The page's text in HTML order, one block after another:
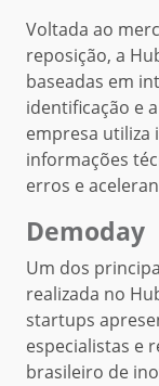
Voltada ao
reposição, a
baseadas em
identificação e
empresa utiliza
informações
erros e
Demoday
Um dos
realizada no
startups
especialistas e
brasileiro de